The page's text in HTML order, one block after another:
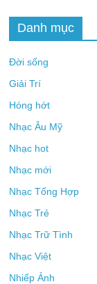
Danh mục
Đời sống
Giải Trí
Hóng hớt
Nhạc Âu Mỹ
Nhạc hot
Nhạc mới
Nhạc Tổng Hợp
Nhạc Trẻ
Nhạc Trữ Tình
Nhạc Việt
Nhiếp Ảnh